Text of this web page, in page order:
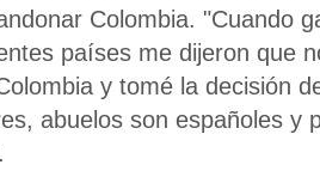
Colombia. "Cuando
países me dijeron que
y tomé la decisión
abuelos son españoles y